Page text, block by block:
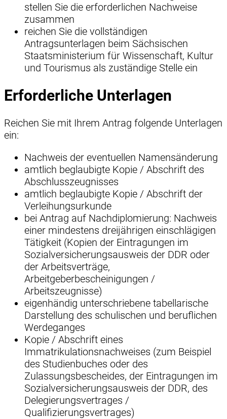
stellen Sie die erforderlichen Nachweise
zusammen
reichen Sie die vollständigen
Antragsunterlagen beim Sächsischen
Staatsministerium für Wissenschaft, Kultur
und Tourismus als zuständige Stelle ein
Erforderliche Unterlagen
Reichen Sie mit Ihrem Antrag folgende Unterlagen
ein:
Nachweis der eventuellen Namensänderung
amtlich beglaubigte Kopie / Abschrift des
Abschlusszeugnisses
amtlich beglaubigte Kopie / Abschrift der
Verleihungsurkunde
bei Antrag auf Nachdiplomierung: Nachweis
einer mindestens dreijährigen einschlägigen
Tätigkeit (Kopien der Eintragungen im
Sozialversicherungsausweis der DDR oder
der Arbeitsverträge,
Arbeitgeberbescheinigungen /
Arbeitszeugnisse)
eigenhändig unterschriebene tabellarische
Darstellung des schulischen und beruflichen
Werdeganges
Kopie / Abschrift eines
Immatrikulationsnachweises (zum Beispiel
des Studienbuches oder des
Zulassungsbescheides, der Eintragungen im
Sozialversicherungsausweis der DDR, des
Delegierungsvertrages /
Qualifizierungsvertrages)